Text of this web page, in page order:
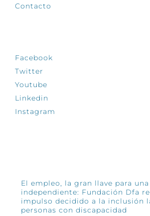
Contacto
Facebook
Twitter
Youtube
Linkedin
Instagram
El empleo, la gran llave para una
independiente: Fundación Dfa
impulso decidido a la inclusión
personas con discapacidad